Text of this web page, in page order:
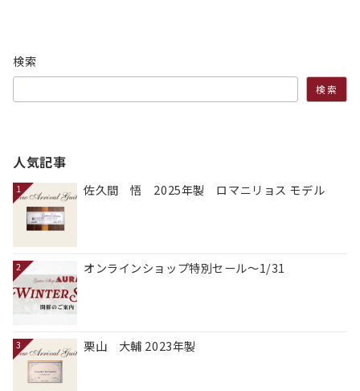
検索
検索
人気記事
1 佐久間 悟 2025年製 ロマニリョス モデル
2 オンラインショップ特別セール～1/31
3 栗山 大輔 2023年製